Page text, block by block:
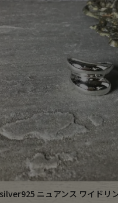
silver925 ニュアンス ワイドリ